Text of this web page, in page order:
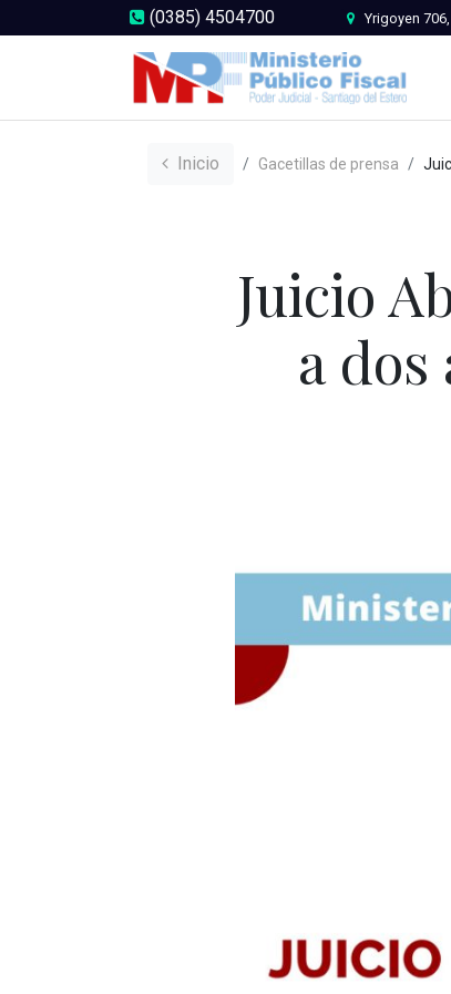
(0385) 4504700 Yrigoyen
Inicio Gacetillas de prensa Juicio
Juicio
a